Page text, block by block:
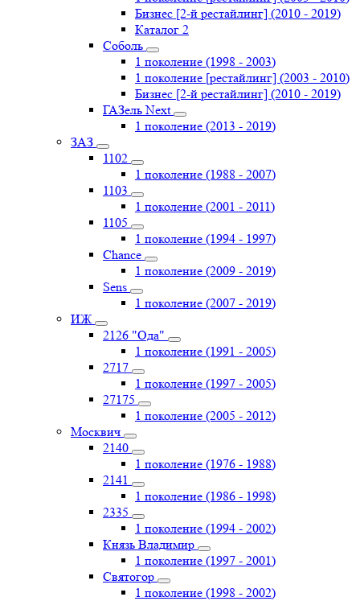
Бизнес [2-й рестайлинг] (2010 - 2019)
Каталог 2
Соболь
1 поколение (1998 - 2003)
1 поколение [рестайлинг] (2003 - 2010)
Бизнес [2-й рестайлинг] (2010 - 2019)
ГАЗель Next
1 поколение (2013 - 2019)
ЗАЗ
1102
1 поколение (1988 - 2007)
1103
1 поколение (2001 - 2011)
1105
1 поколение (1994 - 1997)
Chance
1 поколение (2009 - 2019)
Sens
1 поколение (2007 - 2019)
ИЖ
2126 "Ода"
1 поколение (1991 - 2005)
2717
1 поколение (1997 - 2005)
27175
1 поколение (2005 - 2012)
Москвич
2140
1 поколение (1976 - 1988)
2141
1 поколение (1986 - 1998)
2335
1 поколение (1994 - 2002)
Князь Владимир
1 поколение (1997 - 2001)
Святогор
1 поколение (1998 - 2002)